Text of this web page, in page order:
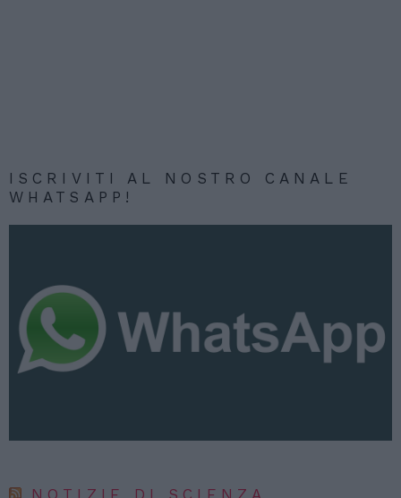
ISCRIVITI AL NOSTRO CANALE
WHATSAPP!
NOTIZIE DI SCIENZA